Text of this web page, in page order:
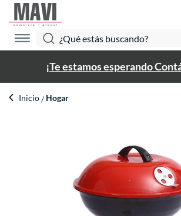
¡Te estamos esperando
Inicio Hogar